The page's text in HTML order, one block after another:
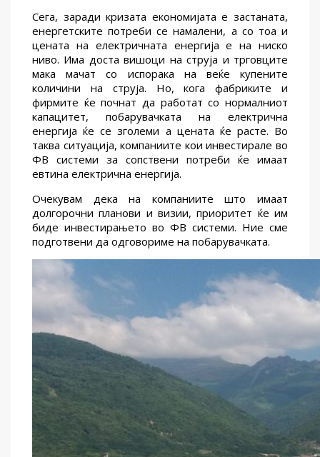
Сега, заради кризата економијата е застаната,
енергетските потреби се намалени, а со тоа и
цената на електричната енергија е на ниско
ниво. Има доста вишоци на струја и трговците
мака мачат со испорака на веќе купените
количини на струја. Но, кога фабриките и
фирмите ќе почнат да работат со нормалниот
капацитет, побарувачката на електрична
енергија ќе се зголеми а цената ќе расте. Во
таква ситуација, компаниите кои инвестирале во
ФВ системи за сопствени потреби ќе имаат
евтина електрична енергија.
Очекувам дека на компаниите што имаат
долгорочни планови и визии, приоритет ќе им
биде инвестирањето во ФВ системи. Ние сме
подготвени да одговориме на побарувачката.